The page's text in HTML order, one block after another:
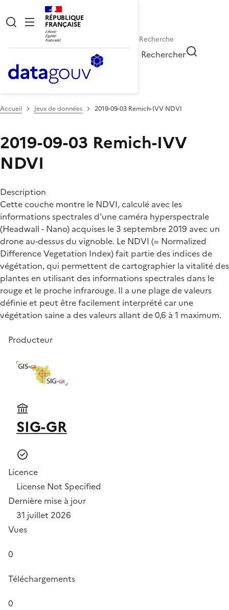
RÉPUBLIQUE
FRANÇAISE
Rechercher
Accueil Jeux de données 2019-09-03 Remich-IVV NDVI
2019-09-03 Remich-IVV
NDVI
Description
Cette couche montre le NDVI, calculé avec les
informations spectrales d'une caméra hyperspectrale
(Headwall - Nano) acquises le 3 septembre 2019 avec un
drone au-dessus du vignoble. Le NDVI (= Normalized
Difference Vegetation Index) fait partie des indices de
végétation, qui permettent de cartographier la vitalité des
plantes en utilisant des informations spectrales dans le
rouge et le proche infrarouge. Il a une plage de valeurs
définie et peut être facilement interprété car une
végétation saine a des valeurs allant de 0,6 à 1 maximum.
Producteur
SIG-GR
Licence
License Not Specified
Dernière mise à jour
31 juillet 2026
Vues
0
Téléchargements
0